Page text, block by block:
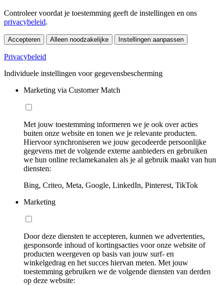
Controleer voordat je toestemming geeft de instellingen en ons
privacybeleid.
Accepteren Alleen noodzakelijke Instellingen aanpassen
Privacybeleid
Individuele instellingen voor gegevensbescherming
Marketing via Customer Match
Met jouw toestemming informeren we je ook over acties
buiten onze website en tonen we je relevante producten.
Hiervoor synchroniseren we jouw gecodeerde persoonlijke
gegevens met de volgende externe aanbieders en gebruiken
we hun online reclamekanalen als je al gebruik maakt van hun
diensten:
Bing, Criteo, Meta, Google, LinkedIn, Pinterest, TikTok
Marketing
Door deze diensten te accepteren, kunnen we advertenties,
gesponsorde inhoud of kortingsacties voor onze website of
producten weergeven op basis van jouw surf- en
winkelgedrag en het succes hiervan meten. Met jouw
toestemming gebruiken we de volgende diensten van derden
op deze website: